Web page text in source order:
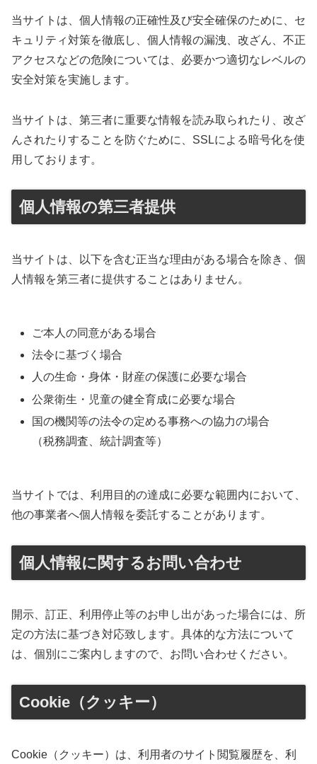
当サイトは、個人情報の正確性及び安全確保のために、セ
キュリティ対策を徹底し、個人情報の漏洩、改ざん、不正
アクセスなどの危険については、必要かつ適切なレベルの
安全対策を実施します。
当サイトは、第三者に重要な情報を読み取られたり、改ざ
んされたりすることを防ぐために、SSLによる暗号化を使
用しております。
個人情報の第三者提供
当サイトは、以下を含む正当な理由がある場合を除き、個
人情報を第三者に提供することはありません。
ご本人の同意がある場合
法令に基づく場合
人の生命・身体・財産の保護に必要な場合
公衆衛生・児童の健全育成に必要な場合
国の機関等の法令の定める事務への協力の場合
（税務調査、統計調査等）
当サイトでは、利用目的の達成に必要な範囲内において、
他の事業者へ個人情報を委託することがあります。
個人情報に関するお問い合わせ
開示、訂正、利用停止等のお申し出があった場合には、所
定の方法に基づき対応致します。具体的な方法について
は、個別にご案内しますので、お問い合わせください。
Cookie（クッキー）
Cookie（クッキー）は、利用者のサイト閲覧履歴を、利